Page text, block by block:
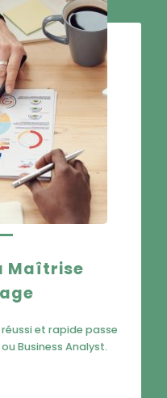
Maîtrise
et rapide passe
Business Analyst.